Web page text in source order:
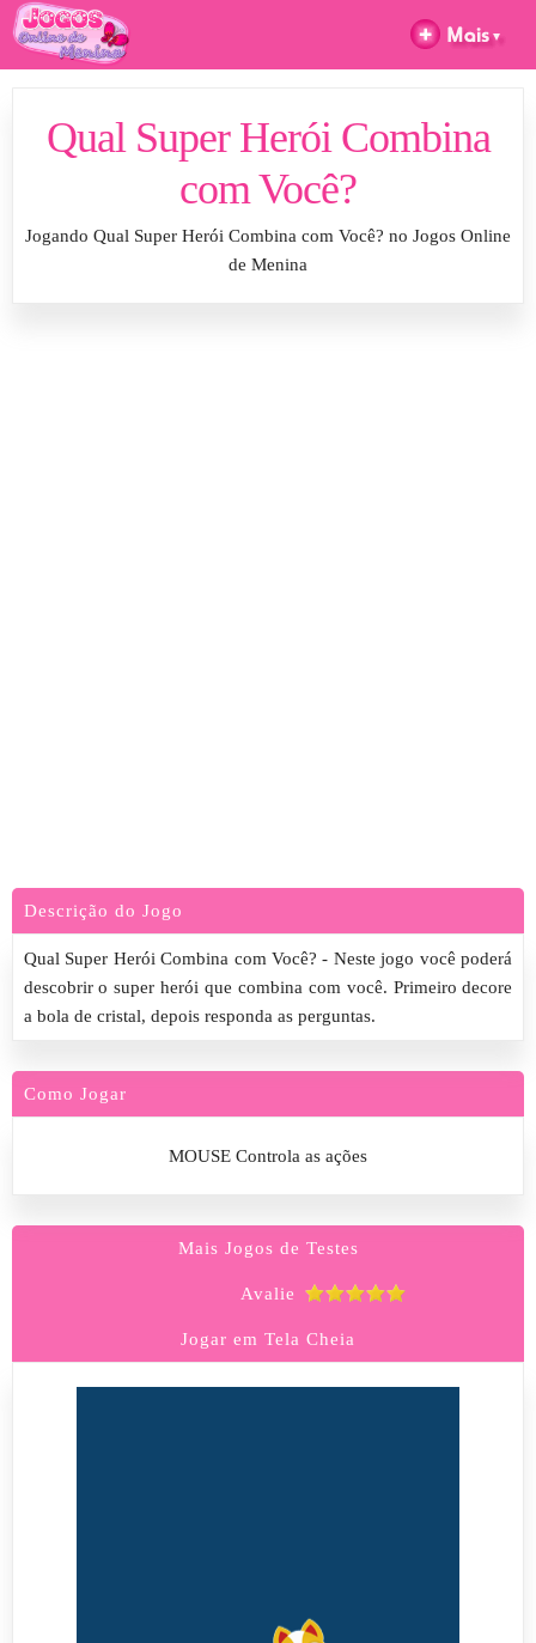
Qual Super Herói Combina
com Você?
Jogando Qual Super Herói Combina com Você? no Jogos Online
de Menina
Descrição do Jogo
Qual Super Herói Combina com Você? - Neste jogo você poderá
descobrir o super herói que combina com você. Primeiro decore
a bola de cristal, depois responda as perguntas.
Como Jogar
MOUSE Controla as ações
Mais Jogos de Testes
Avalie
Jogar em Tela Cheia